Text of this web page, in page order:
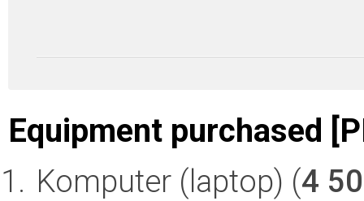
Equipment purchased
Komputer (laptop) (4